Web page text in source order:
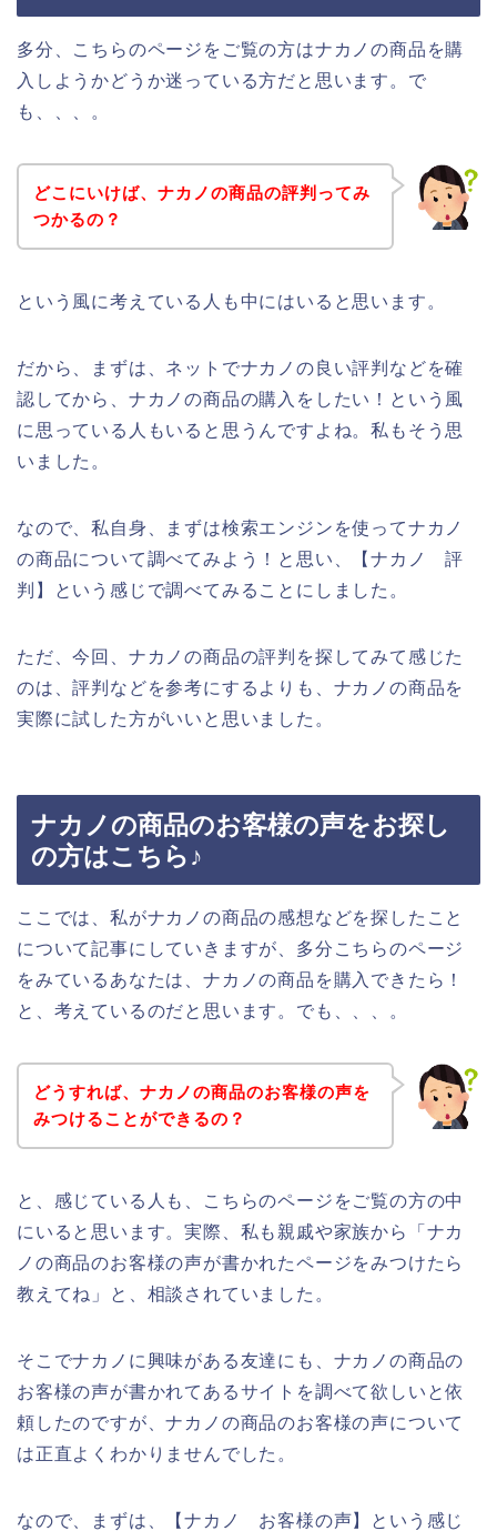
多分、こちらのページをご覧の方はナカノの商品を購
入しようかどうか迷っている方だと思います。で
も、、、。
どこにいけば、ナカノの商品の評判ってみ
つかるの？
という風に考えている人も中にはいると思います。
だから、まずは、ネットでナカノの良い評判などを確
認してから、ナカノの商品の購入をしたい！という風
に思っている人もいると思うんですよね。私もそう思
いました。
なので、私自身、まずは検索エンジンを使ってナカノ
の商品について調べてみよう！と思い、【ナカノ 評
判】という感じで調べてみることにしました。
ただ、今回、ナカノの商品の評判を探してみて感じた
のは、評判などを参考にするよりも、ナカノの商品を
実際に試した方がいいと思いました。
ナカノの商品のお客様の声をお探し
の方はこちら♪
ここでは、私がナカノの商品の感想などを探したこと
について記事にしていきますが、多分こちらのページ
をみているあなたは、ナカノの商品を購入できたら！
と、考えているのだと思います。でも、、、。
どうすれば、ナカノの商品のお客様の声を
みつけることができるの？
と、感じている人も、こちらのページをご覧の方の中
にいると思います。実際、私も親戚や家族から「ナカ
ノの商品のお客様の声が書かれたページをみつけたら
教えてね」と、相談されていました。
そこでナカノに興味がある友達にも、ナカノの商品の
お客様の声が書かれてあるサイトを調べて欲しいと依
頼したのですが、ナカノの商品のお客様の声について
は正直よくわかりませんでした。
なので、まずは、【ナカノ お客様の声】という感じ